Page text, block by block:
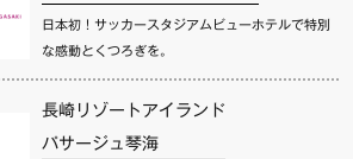
日本初！サッカースタジアムビューホテルで特別
な感動とくつろぎを。
長崎リゾートアイランド
パサージュ琴海